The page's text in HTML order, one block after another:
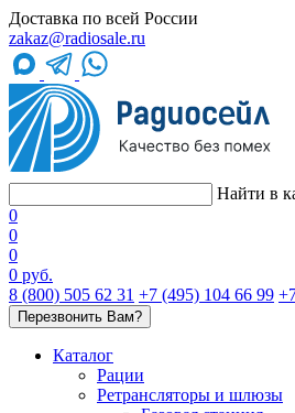
Доставка по всей России
zakaz@radiosale.ru
Найти в
0
0
0
0 руб.
8 (800) 505 62 31 +7 (495) 104 66 99
Перезвонить Вам?
Каталог
Рации
Ретрансляторы и шлюзы